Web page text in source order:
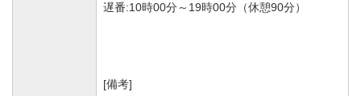
遅番:10時00分～19時00分（休憩90分）
[備考]